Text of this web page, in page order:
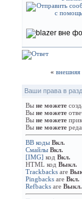
« внешняя
Ваши права в
Вы не можете
Вы не можете
Вы не можете
Вы не можете
BB коды Вкл.
Смайлы Вкл.
[IMG] код Вкл.
HTML код Выкл.
Trackbacks are
Pingbacks are Вкл.
Refbacks are Выкл.